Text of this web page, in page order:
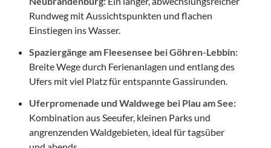
Rundweg mit Aussichtspunkten und flachen
Einstiegen ins Wasser.
Spaziergänge am Fleesensee bei Göhren-Lebbin:
Breite Wege durch Ferienanlagen und entlang des
Ufers mit viel Platz für entspannte Gassirunden.
Uferpromenade und Waldwege bei Plau am See:
Kombination aus Seeufer, kleinen Parks und
angrenzenden Waldgebieten, ideal für tagsüber